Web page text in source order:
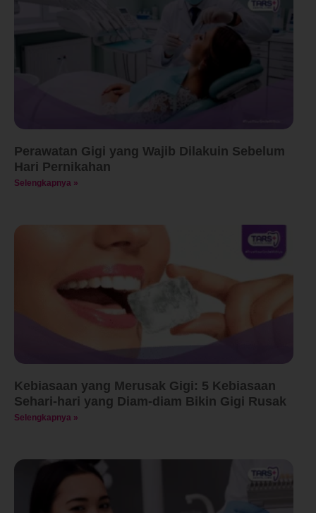
Perawatan Gigi yang Wajib Dilakuin Sebelum
Hari Pernikahan
Selengkapnya »
Kebiasaan yang Merusak Gigi: 5 Kebiasaan
Sehari-hari yang Diam-diam Bikin Gigi Rusak
Selengkapnya »